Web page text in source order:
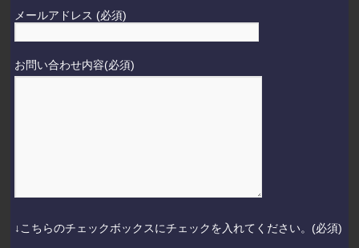
メールアドレス (必須)
お問い合わせ内容(必須)
↓こちらのチェックボックスにチェックを入れてください。(必須)